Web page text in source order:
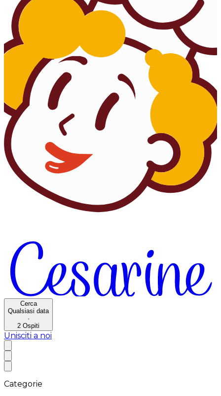
Cerca
Qualsiasi data
·
2 Ospiti
Unisciti a noi
Categorie